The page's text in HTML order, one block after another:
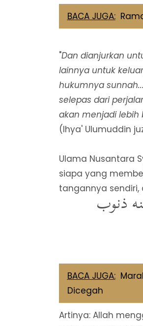
BACA JUGA:
"Dan dianjurkan
lainnya untuk
hukumnya
selepas dari
akan menjadi lebih
(Ihya' Ulumuddin
Ulama Nusantara
siapa yang
tangannya sendiri,
ذنوب
BACA JUGA:
Dicegah
Artinya: Allah